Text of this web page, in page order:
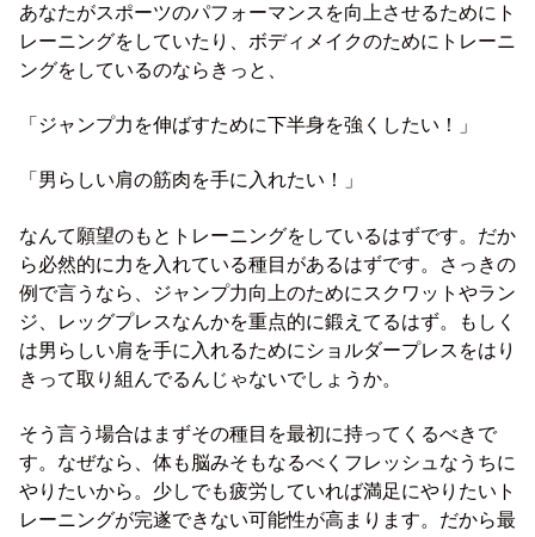
あなたがスポーツのパフォーマンスを向上させるためにト
レーニングをしていたり、ボディメイクのためにトレーニ
ングをしているのならきっと、
「ジャンプ力を伸ばすために下半身を強くしたい！」
「男らしい肩の筋肉を手に入れたい！」
なんて願望のもとトレーニングをしているはずです。だか
ら必然的に力を入れている種目があるはずです。さっきの
例で言うなら、ジャンプ力向上のためにスクワットやラン
ジ、レッグプレスなんかを重点的に鍛えてるはず。もしく
は男らしい肩を手に入れるためにショルダープレスをはり
きって取り組んでるんじゃないでしょうか。
そう言う場合はまずその種目を最初に持ってくるべきで
す。なぜなら、体も脳みそもなるべくフレッシュなうちに
やりたいから。少しでも疲労していれば満足にやりたいト
レーニングが完遂できない可能性が高まります。だから最